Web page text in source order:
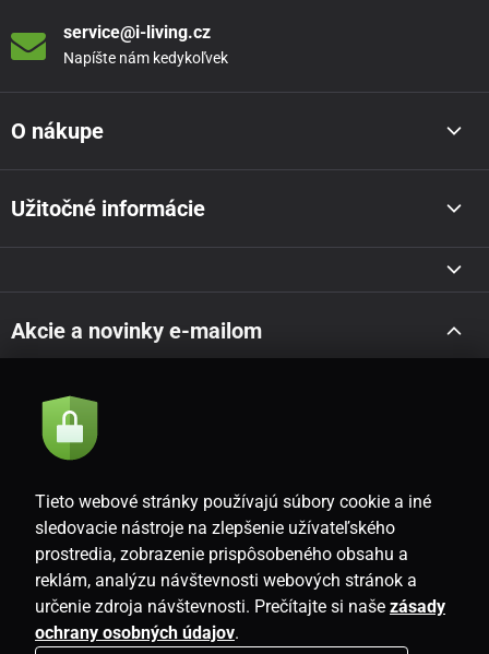
service@i-living.cz
Napíšte nám kedykoľvek
O nákupe
Užitočné informácie
Akcie a novinky e-mailom
Súhlasím so
SK
Tieto webové stránky používajú súbory cookie a iné
sledovacie nástroje na zlepšenie užívateľského
prostredia, zobrazenie prispôsobeného obsahu a
reklám, analýzu návštevnosti webových stránok a
určenie zdroja návštevnosti. Prečítajte si naše zásady
ochrany osobných údajov.